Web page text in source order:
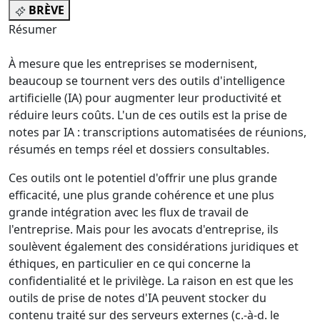
BRÈVE
Résumer
À mesure que les entreprises se modernisent,
beaucoup se tournent vers des outils d'intelligence
artificielle (IA) pour augmenter leur productivité et
réduire leurs coûts. L'un de ces outils est la prise de
notes par IA : transcriptions automatisées de réunions,
résumés en temps réel et dossiers consultables.
Ces outils ont le potentiel d'offrir une plus grande
efficacité, une plus grande cohérence et une plus
grande intégration avec les flux de travail de
l'entreprise. Mais pour les avocats d'entreprise, ils
soulèvent également des considérations juridiques et
éthiques, en particulier en ce qui concerne la
confidentialité et le privilège. La raison en est que les
outils de prise de notes d'IA peuvent stocker du
contenu traité sur des serveurs externes (c.-à-d. le